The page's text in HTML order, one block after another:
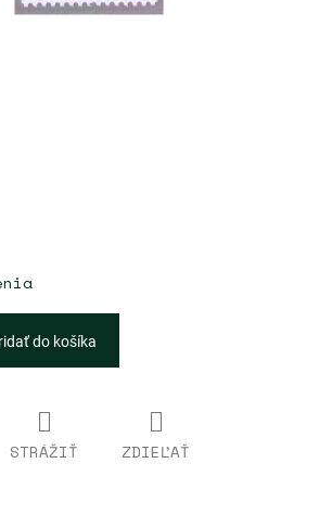
do košíka
STRÁŽIŤ ZDIEĽAŤ